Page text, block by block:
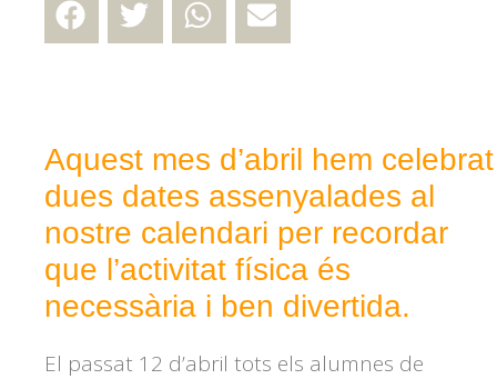
Aquest mes d’abril hem celebrat
dues dates assenyalades al
nostre calendari per recordar
que l’activitat física és
necessària i ben divertida.
El passat 12 d’abril tots els alumnes de